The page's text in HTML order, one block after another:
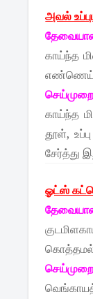
அவல்
காய்ந்த
எண்ணெய் -
காய்ந்த
தூள்,
சேர்த்து
ஓட்ஸ்